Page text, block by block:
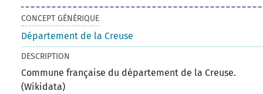
CONCEPT GÉNÉRIQUE
Département de la Creuse
DESCRIPTION
Commune française du département de la Creuse.
(Wikidata)